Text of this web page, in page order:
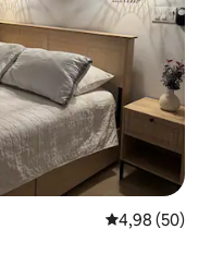
5 üzerinden
4,98 (50)